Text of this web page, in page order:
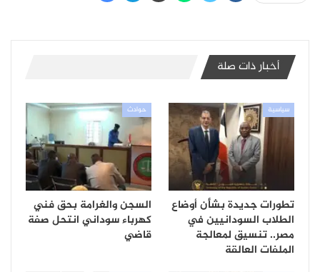
أخبار ذات صلة
سياسية
تطورات جديدة بشأن أوضاع
الطلاب السودانيين في
مصر.. تنسيق لمعالجة
الملفات العالقة
حوادث
السجن والغرامة بحق فني
كهرباء سوداني انتحل صفة
قاضي